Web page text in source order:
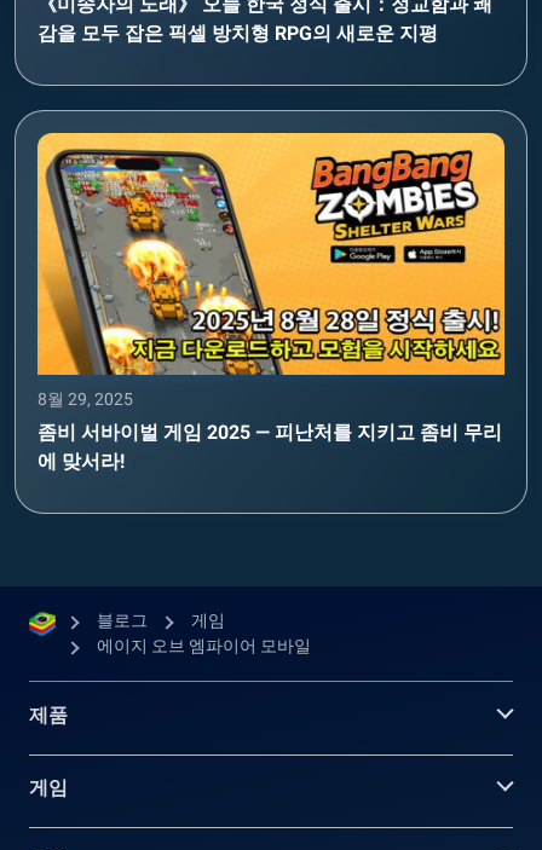
《미송자의 노래》 오늘 한국 정식 출시：정교함과 쾌
감을 모두 잡은 픽셀 방치형 RPG의 새로운 지평
8월 29, 2025
좀비 서바이벌 게임 2025 — 피난처를 지키고 좀비 무리
에 맞서라!
블로그
게임
에이지 오브 엠파이어 모바일
제품
게임